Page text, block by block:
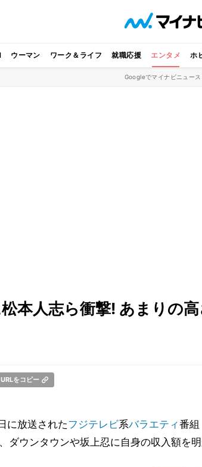
ウーマン ワーク＆ライフ 就職応援 エンタメ ホ
Googleでマイナビニュー
本人志ら衝撃! あまりの
URLをコピー
に放送されたフジテレビ系バラエティ番組
ダウンタウンや坂上忍に自身の収入額を明